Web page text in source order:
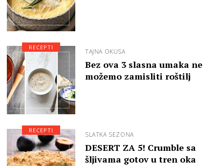
TAJNA OKUSA
Bez ova 3 slasna umaka ne
možemo zamisliti roštilj
RECEPTI
SLATKA SEZONA
DESERT ZA 5! Crumble sa
šljivama gotov u tren oka
RECEPTI